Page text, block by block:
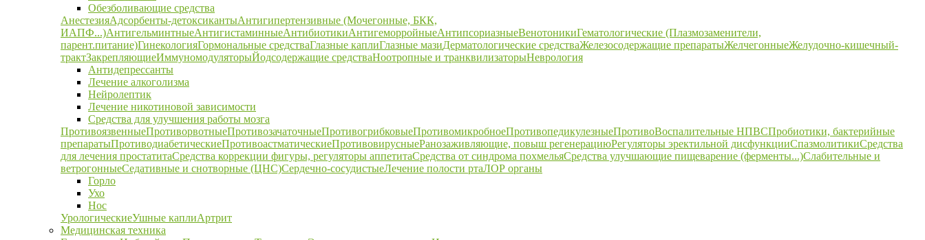
Обезболивающие средства
АнестезияАдсорбенты-детоксикантыАнтигипертензивные (Мочегонные, БКК,
ИАПФ...)АнтигельминтныеАнтигистаминныеАнтибиотикиАнтигеморройныеАнтипсориазныеВенотоникиГематологические (Плазмозаменители,
парент.питание)ГинекологияГормональные средстваГлазные каплиГлазные мазиДерматологические средстваЖелезосодержащие препаратыЖелчегонныеЖелудочно-кишечный-
трактЗакрепляющиеИммуномодуляторыЙодсодержащие средстваНоотропные и транквилизаторыНеврология
Антидепрессанты
Лечение алкоголизма
Нейролептик
Лечение никотиновой зависимости
Средства для улучшения работы мозга
ПротивоязвенныеПротиворвотныеПротивозачаточныеПротивогрибковыеПротивомикробноеПротивопедикулезныеПротивоВоспалительные НПВСПробиотики, бактерийные
препаратыПротиводиабетическиеПротивоастматическиеПротивовирусныеРанозаживляющие, повыш регенерациюРегуляторы эректильной дисфункцииСпазмолитикиСредства
для лечения простатитаСредства коррекции фигуры, регуляторы аппетитаСредства от синдрома похмельяСредства улучшающие пищеварение (ферменты...)Слабительные и
ветрогонныеСедативные и снотворные (ЦНС)Сердечно-сосудистыеЛечение полости ртаЛОР органы
Горло
Ухо
Нос
УрологическиеУшные каплиАртрит
Медицинская техника